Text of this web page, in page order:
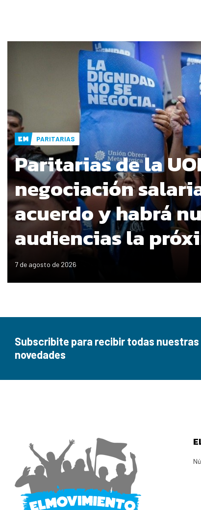
PARITARIAS
Paritarias de la
negociación
acuerdo y habrá
audiencias la
7 de agosto de 2026
Subscribite para recibir todas nuestras
novedades